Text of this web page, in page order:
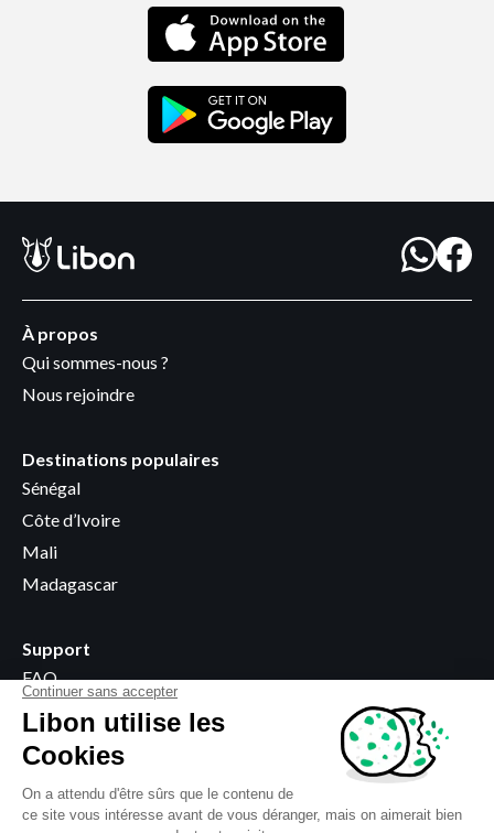
À propos
Qui sommes-nous ?
Nous rejoindre
Destinations populaires
Sénégal
Côte d’Ivoire
Mali
Madagascar
Support
FAQ
Devenir revendeur
Points de vente
Informations légales